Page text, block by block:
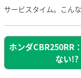
サービスタイム。こん
ホンダCBR250RR
ない!?